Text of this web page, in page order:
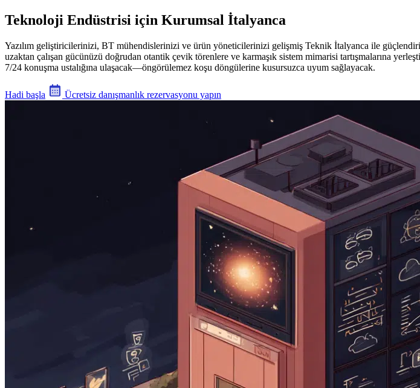
Teknoloji Endüstrisi için Kurumsal İtalyanca
Yazılım geliştiricilerinizi, BT mühendislerinizi ve ürün yöneticilerinizi gelişmiş Teknik İtalyanca ile
uzaktan çalışan gücünüzü doğrudan otantik çevik törenlere ve karmaşık sistem mimarisi tartışmalarına
7/24 konuşma ustalığına ulaşacak—öngörülemez koşu döngülerine kusursuzca uyum sağlayacak.
Hadi başla Ücretsiz danışmanlık rezervasyonu yapın